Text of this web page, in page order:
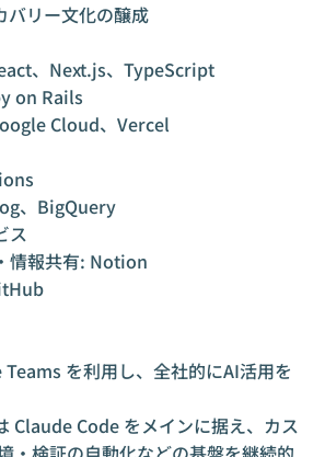
バリー文化の醸成
、Next.js、TypeScript
on Rails
Cloud、Vercel
、BigQuery
ス
情報共有: Notion
を利用し、全社的にAI活用を
Claude Code をメインに据え、カス